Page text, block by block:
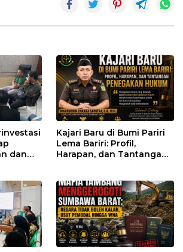
dan
Kajari Baru di Bumi Pariri
Lema Bariri: Profil,
Harapan, dan Tantangan